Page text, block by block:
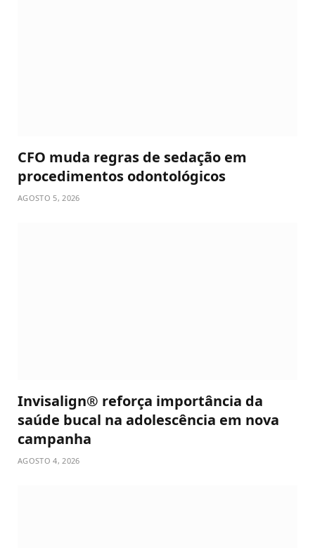
CFO muda regras de sedação em
procedimentos odontológicos
AGOSTO 5, 2026
Invisalign® reforça importância da
saúde bucal na adolescência em nova
campanha
AGOSTO 4, 2026